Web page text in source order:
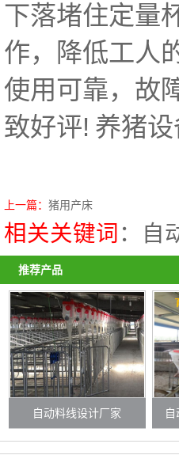
下落堵住定
作，降低工人
使用可靠，故
致好评! 养猪
上一篇： 猪用产床
相关关键词 ： 自
推荐产品
自动料线设计厂家